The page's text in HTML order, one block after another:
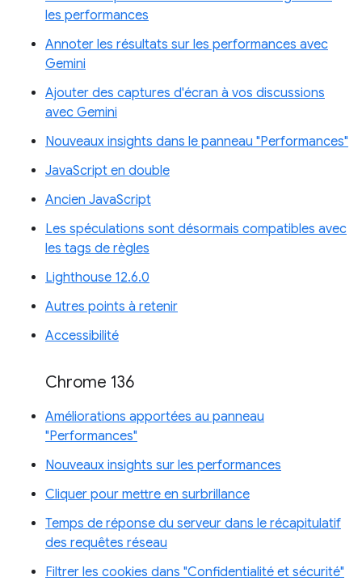
les performances
Annoter les résultats sur les performances avec
Gemini
Ajouter des captures d'écran à vos discussions
avec Gemini
Nouveaux insights dans le panneau "Performances"
JavaScript en double
Ancien JavaScript
Les spéculations sont désormais compatibles avec
les tags de règles
Lighthouse 12.6.0
Autres points à retenir
Accessibilité
Chrome 136
Améliorations apportées au panneau
"Performances"
Nouveaux insights sur les performances
Cliquer pour mettre en surbrillance
Temps de réponse du serveur dans le récapitulatif
des requêtes réseau
Filtrer les cookies dans "Confidentialité et sécurité"